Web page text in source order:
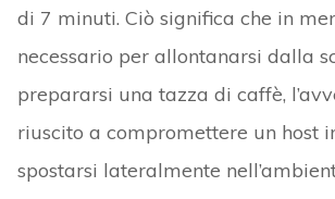
di 7 minuti. Ciò significa che in
necessario per allontanarsi dalla
prepararsi una tazza di caffè,
riuscito a compromettere un host
spostarsi lateralmente